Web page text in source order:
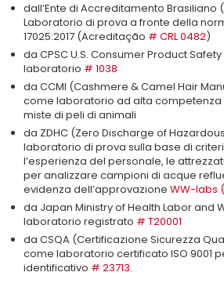
dall’Ente di Accreditamento Brasiliano
Laboratorio di prova a fronte della
17025:2017 (Acreditação # CRL 0482)
da CPSC U.S. Consumer Product
laboratorio # 1038
da CCMI (Cashmere & Camel Hair
come laboratorio ad alta competenza
miste di peli di animali
da ZDHC (Zero Discharge of
laboratorio di prova sulla base di
l’esperienza del personale, le
per analizzare campioni di acque
evidenza dell’approvazione WW-labs
da Japan Ministry of Health Labor and
laboratorio registrato # T20001
da CSQA (Certificazione Sicurezza
come laboratorio certificato ISO 9001
identificativo # 23713.